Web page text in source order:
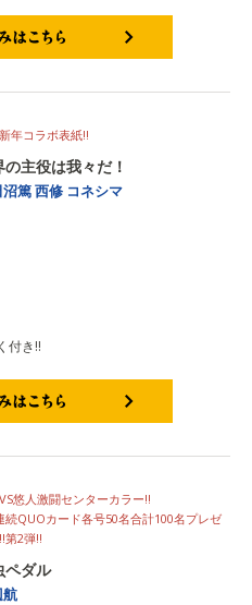
年コラボ表紙!!
の主役は我々だ！
篤西修 コネシマ
付き!!
悠人激闘センターカラー!!
続QUOカード各号50名合計100名プレゼ
第2弾!!
ペダル
航